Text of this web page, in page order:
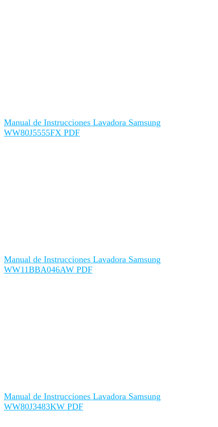
Manual de Instrucciones Lavadora Samsung
WW80J5555FX PDF
Manual de Instrucciones Lavadora Samsung
WW11BBA046AW PDF
Manual de Instrucciones Lavadora Samsung
WW80J3483KW PDF